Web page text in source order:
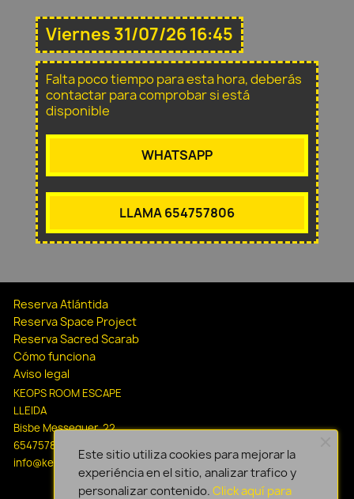
Viernes 31/07/26 16:45
Falta poco tiempo para esta hora, deberás
contactar para comprobar si está
disponible
WHATSAPP
LLAMA 654757806
Reserva Atlántida
Reserva Space Project
Reserva Sacred Scarab
Cómo funciona
Aviso legal
KEOPS ROOM ESCAPE
LLEIDA
Bisbe Messeguer, 22
654757806
info@keopsescapelleida.com
Este sitio utiliza cookies para mejorar la
experiéncia en el sitio, analizar trafico y
personalizar contenido. Click aquí para